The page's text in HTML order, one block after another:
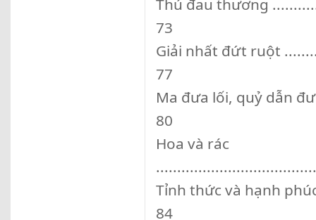
Thú đau thương
73
Giải nhất đứt ruột
77
Ma đưa lối, quỷ dẫn
80
Hoa và rác
Tỉnh thức và hạnh
84